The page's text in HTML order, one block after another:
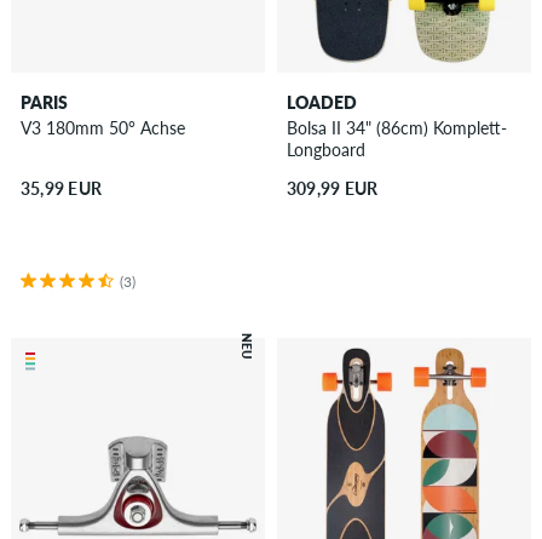
PARIS
V3 180mm 50° Achse
35,99 EUR
(3)
LOADED
Bolsa II 34" (86cm) Komplett-
Longboard
309,99 EUR
NEU